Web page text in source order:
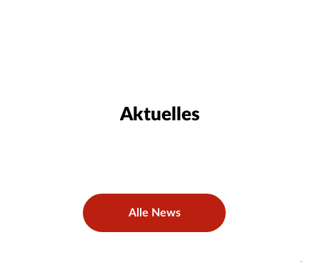
Aktuelles
Alle News